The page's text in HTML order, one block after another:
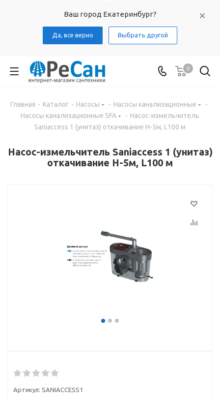
Ваш город Екатеринбург?
Да, все верно Выбрать другой
0
Главная - Каталог - Насосы - Насосы канализационные
-
Насосы канализационные SFA
- Насос-измельчитель
Saniaccess 1 (унитаз) откачивание H-5м, L100 м
Насос-измельчитель Saniaccess 1 (унитаз)
откачивание H-5м, L100 м
Артикул: SANIACCESS1